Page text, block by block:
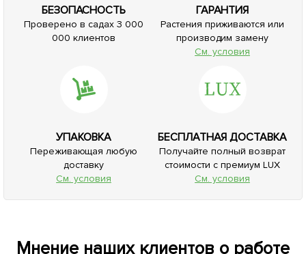
БЕЗОПАСНОСТЬ
Проверено в садах 3 000
000 клиентов
ГАРАНТИЯ
Растения приживаются или
производим замену
См. условия
УПАКОВКА
Переживающая любую
доставку
См. условия
БЕСПЛАТНАЯ ДОСТАВКА
Получайте полный возврат
стоимости с премиум LUX
См. условия
Мнение наших клиентов о работе